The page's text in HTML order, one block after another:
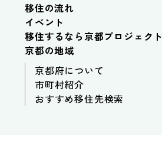
移住の流れ
イベント
移住するなら京都プロジェクト
京都の地域
京都府について
市町村紹介
おすすめ移住先検索